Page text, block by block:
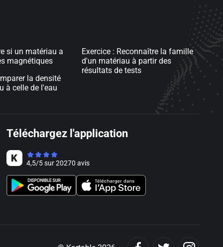
si un matériau a
magnétiques
la densité
à celle de l'eau
Exercice : Reconnaître la famille
d'un matériau à partir des
résultats de tests
Téléchargez l'application
4,5/5sur20270 avis